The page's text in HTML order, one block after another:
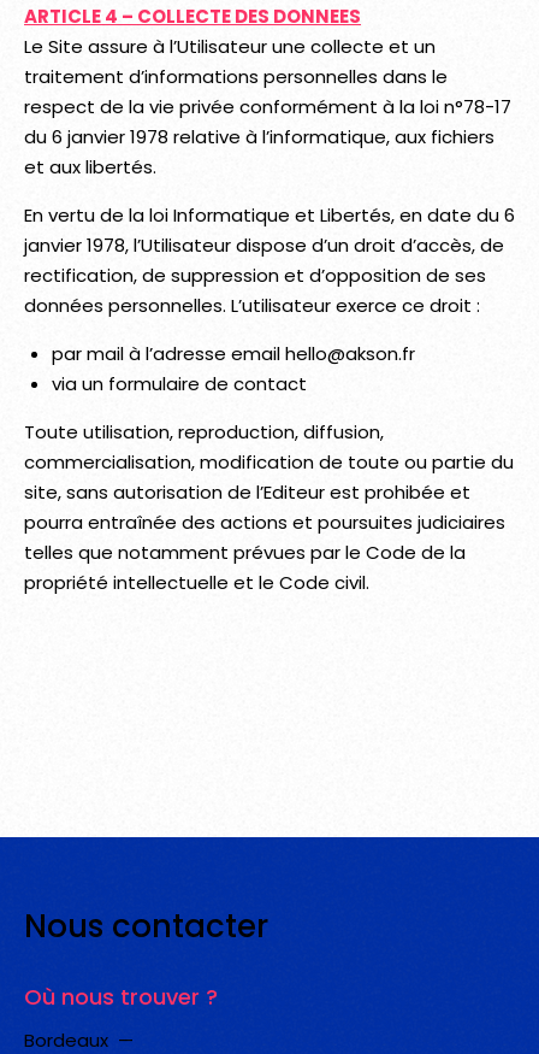
ARTICLE 4 – COLLECTE DES DONNEES
Le Site assure à l’Utilisateur une collecte et un
traitement d’informations personnelles dans le
respect de la vie privée conformément à la loi n°78-17
du 6 janvier 1978 relative à l’informatique, aux fichiers
et aux libertés.
En vertu de la loi Informatique et Libertés, en date du 6
janvier 1978, l’Utilisateur dispose d’un droit d’accès, de
rectification, de suppression et d’opposition de ses
données personnelles. L’utilisateur exerce ce droit :
par mail à l’adresse email hello@akson.fr
via un formulaire de contact
Toute utilisation, reproduction, diffusion,
commercialisation, modification de toute ou partie du
site, sans autorisation de l’Editeur est prohibée et
pourra entraînée des actions et poursuites judiciaires
telles que notamment prévues par le Code de la
propriété intellectuelle et le Code civil.
Nous contacter
Où nous trouver ?
Bordeaux —